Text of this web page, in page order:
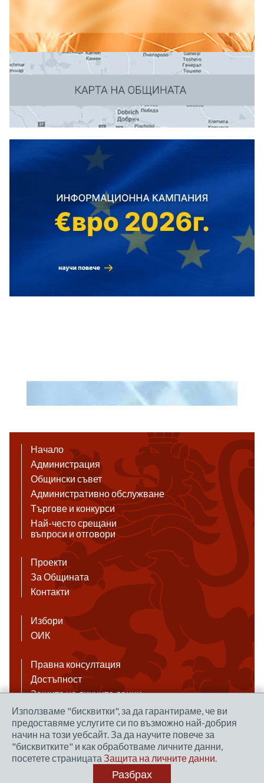
Начало
Администрация
Общински съвет
Административно обслужване
Търгове и конкурси
Най-често срещани
въпроси и отговори
Проекти
За Общината
Контакти
Избори
ОИК
Правна консултация
Достъпност
Защита на личните данни
Антикорупция
Връзки
Правила за ползване на сайта
Уеб дизайн и хостинг: NEO MEDIA
Използваме "бисквитки", за да гарантираме, че ви
предоставяме услугите си по възможно най-добрия
начин на този уебсайт. За да научите повече за
"бисквитките" и как обработваме личните данни,
посетете страницата Защита на личните данни.
Разбрах